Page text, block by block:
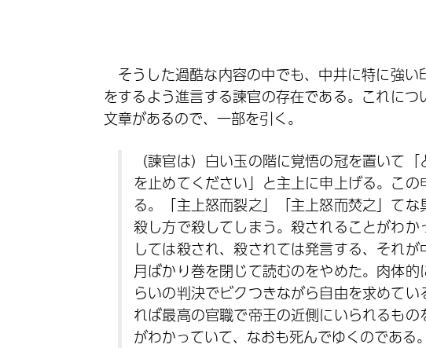
そうした過酷な内容の中でも、中井に特に強
をするよう進言する諫官の存在である。これに
文章があるので、一部を引く。
（諫官は）白い玉の階に覚悟の冠を置いて
を止めてください」と主上に申上げる。こ
る。「主上怒而裂之」「主上怒而焚之」て
殺し方で殺してしまう。殺されることがわ
しては殺され、殺されては発言する、それ
月ばかり巻を閉じて読むのをやめた。肉体
らいの判決でビクつきながら自由を求めて
れば最高の官職で帝王の近側にいられるも
がわかっていて、なおも死んでゆくのである。